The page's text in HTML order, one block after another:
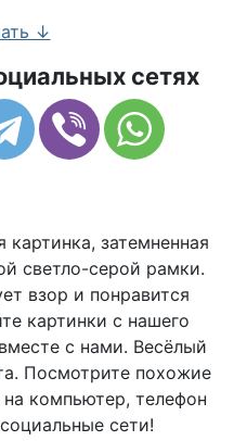
↓
сетях
картинка, затемненная
светло-серой рамки.
взор и понравится
картинки с нашего
с нами. Весёлый
Посмотрите похожие
компьютер, телефон
сети!